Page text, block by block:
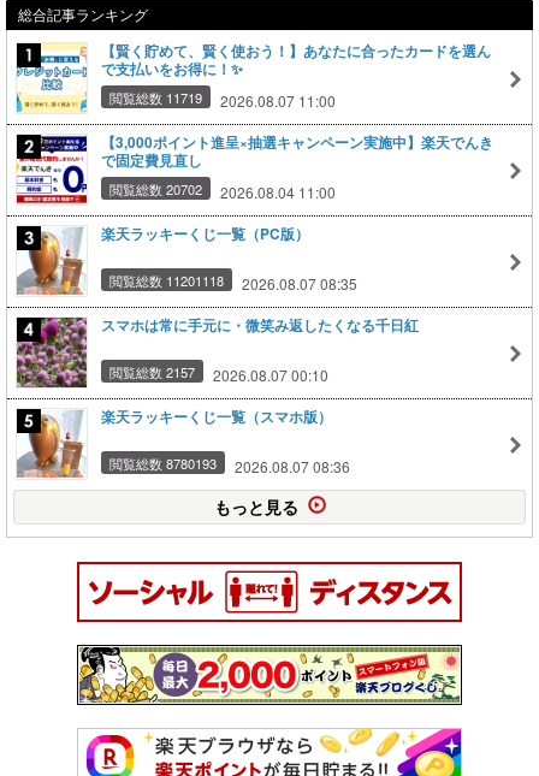
総合記事ランキング
【賢く貯めて、賢く使おう！】あなたに合ったカードを選ん
で支払いをお得に！✨
閲覧総数 11719 2026.08.07 11:00
【3,000ポイント進呈×抽選キャンペーン実施中】楽天でんき
で固定費見直し
閲覧総数 20702 2026.08.04 11:00
楽天ラッキーくじ一覧（PC版）
閲覧総数 11201118 2026.08.07 08:35
スマホは常に手元に・微笑み返したくなる千日紅
閲覧総数 2157 2026.08.07 00:10
楽天ラッキーくじ一覧（スマホ版）
閲覧総数 8780193 2026.08.07 08:36
もっと見る